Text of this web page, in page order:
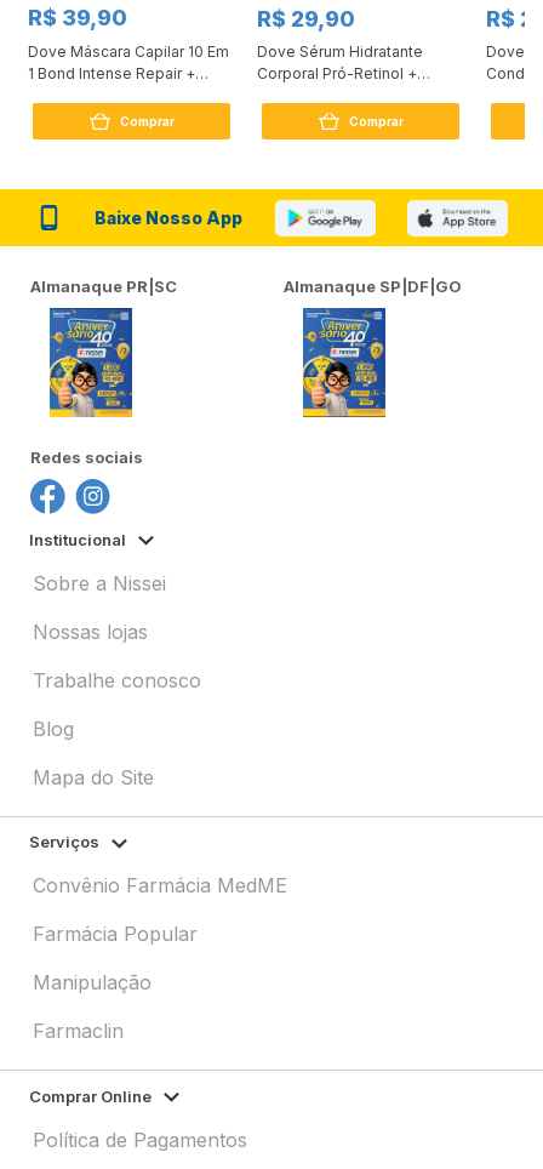
R$ 39,90
Dove Máscara Capilar 10 Em
1 Bond Intense Repair +
Comprar
R$ 29,90
Dove Sérum Hidratante
Corporal Pró-Retinol +
Comprar
R$
Dove
Baixe Nosso App
Almanaque PR|SC Almanaque SP|DF|GO
Redes sociais
Institucional
Sobre a Nissei
Nossas lojas
Trabalhe conosco
Blog
Mapa do Site
Serviços
Convênio Farmácia MedME
Farmácia Popular
Manipulação
Farmaclin
Comprar Online
Política de Pagamentos